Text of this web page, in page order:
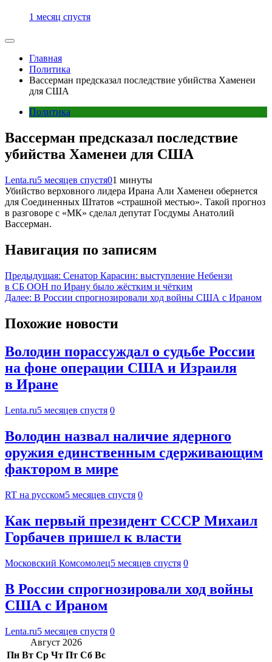
1 месяц спустя
Главная
Политика
Вассерман предсказал последствие убийства Хаменеи
для США
Политика
Вассерман предсказал последствие
убийства Хаменеи для США
Lenta.ru5 месяцев спустя01 минуты
Убийство верховного лидера Ирана Али Хаменеи обернется
для Соединенных Штатов «страшной местью». Такой прогноз
в разговоре с «МК» сделал депутат Госдумы Анатолий
Вассерман.
Навигация по записям
Предыдущая: Сенатор Карасин: выступление Небензи
в СБ ООН по Ирану было жёстким и чётким
Далее: В России спрогнозировали ход войны США с Ираном
Похожие новости
Володин порассуждал о судьбе России
на фоне операции США и Израиля
в Иране
Lenta.ru5 месяцев спустя 0
Володин назвал наличие ядерного
оружия единственным сдерживающим
фактором в мире
RT на русском5 месяцев спустя 0
Как первый президент СССР Михаил
Горбачев пришел к власти
Московский Комсомолец5 месяцев спустя 0
В России спрогнозировали ход войны
США с Ираном
Lenta.ru5 месяцев спустя 0
Август 2026
Пн Вт Ср Чт Пт Сб Вс